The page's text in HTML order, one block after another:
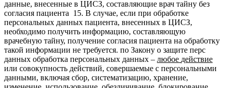
данные, внесенные в ЦИСЗ, составляющие врач тайну без
согласия пациента 15. В случае, если при обработке
персональных данных пациента, внесенных в ЦИСЗ,
необходимо получить информацию, составляющую
врачебную тайну, получение согласия пациента на обработку
такой информации не требуется. по Закону о защите перс
данных обработка персональных данных – любое действие
или совокупность действий, совершаемые с персональными
данными, включая сбор, систематизацию, хранение,